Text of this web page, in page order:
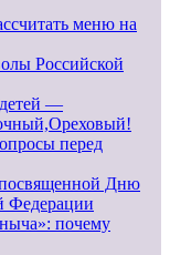
меню на
Российской
детей —
перед
Дню
Федерации
почему